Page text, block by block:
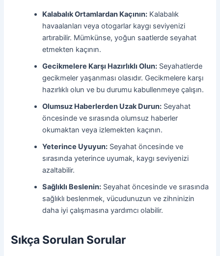
Kalabalık Ortamlardan Kaçının: Kalabalık
havaalanları veya otogarlar kaygı seviyenizi
artırabilir. Mümkünse, yoğun saatlerde seyahat
etmekten kaçının.
Gecikmelere Karşı Hazırlıklı Olun: Seyahatlerde
gecikmeler yaşanması olasıdır. Gecikmelere karşı
hazırlıklı olun ve bu durumu kabullenmeye çalışın.
Olumsuz Haberlerden Uzak Durun: Seyahat
öncesinde ve sırasında olumsuz haberler
okumaktan veya izlemekten kaçının.
Yeterince Uyuyun: Seyahat öncesinde ve
sırasında yeterince uyumak, kaygı seviyenizi
azaltabilir.
Sağlıklı Beslenin: Seyahat öncesinde ve sırasında
sağlıklı beslenmek, vücudunuzun ve zihninizin
daha iyi çalışmasına yardımcı olabilir.
Sıkça Sorulan Sorular